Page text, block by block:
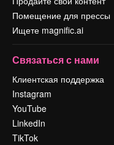
Помещение для прессы
Ищете magnific.ai
Связаться с нами
Клиентская поддержка
Instagram
YouTube
LinkedIn
TikTok